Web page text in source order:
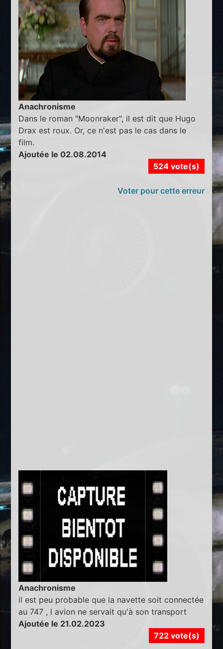
Anachronisme
Dans le roman "Moonraker", il est dit que Hugo
Drax est roux. Or, ce n'est pas le cas dans le
film.
Ajoutée le 02.08.2014
524 vote(s)
Voter pour cette erreur
Anachronisme
il est peu probable que la navette soit connectée
au 747 , l avion ne servait qu'à son transport
Ajoutée le 21.02.2023
722 vote(s)